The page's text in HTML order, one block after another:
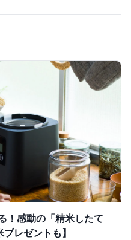
！感動の「精米したて
レゼントも】